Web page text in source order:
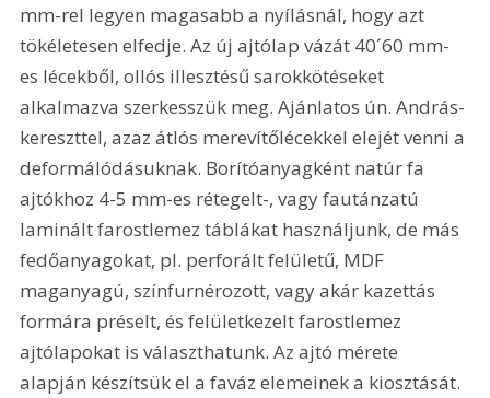
mm-rel legyen magasabb a nyílásnál, hogy azt
tökéletesen elfedje. Az új ajtólap vázát 40´60 mm-
es lécekből, ollós illesztésű sarokkötéseket
alkalmazva szerkesszük meg. Ajánlatos ún. András-
kereszttel, azaz átlós merevítőlécekkel elejét venni a
deformálódásuknak. Borítóanyagként natúr fa
ajtókhoz 4-5 mm-es rétegelt-, vagy fautánzatú
laminált farostlemez táblákat használjunk, de más
fedőanyagokat, pl. perforált felületű, MDF
maganyagú, színfurnérozott, vagy akár kazettás
formára préselt, és felületkezelt farostlemez
ajtólapokat is választhatunk. Az ajtó mérete
alapján készítsük el a faváz elemeinek a kiosztását.